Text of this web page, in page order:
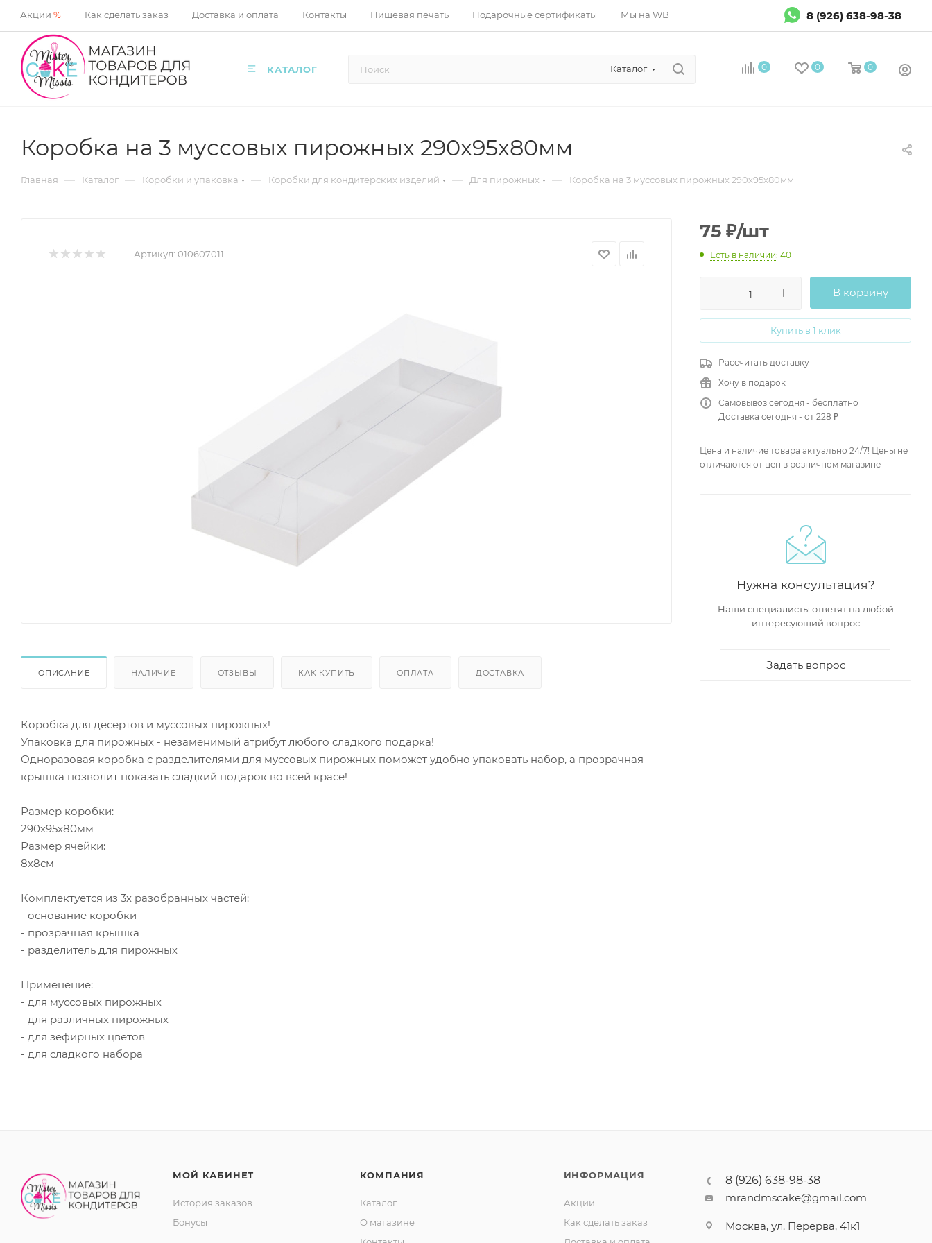
Акции % Как сделать заказ Доставка и оплата Контакты Пищевая печать Подарочные сертификаты Мы на WB 8 (926) 638-98-38
КАТАЛОГ Каталог 0 0 0
Коробка на 3 муссовых пирожных 290х95х80мм
Главная — Каталог — Коробки и упаковка — Коробки для кондитерских изделий — Для пирожных — Коробка на 3 муссовых пирожных 290х95х80мм
Артикул: 010607011
ОПИСАНИЕ НАЛИЧИЕ ОТЗЫВЫ КАК КУПИТЬ ОПЛАТА ДОСТАВКА
Коробка для десертов и муссовых пирожных!
Упаковка для пирожных - незаменимый атрибут любого сладкого подарка!
Одноразовая коробка с разделителями для муссовых пирожных поможет удобно упаковать набор, а прозрачная
крышка позволит показать сладкий подарок во всей красе!
Размер коробки:
290х95х80мм
Размер ячейки:
8х8см
Комплектуется из 3х разобранных частей:
- основание коробки
- прозрачная крышка
- разделитель для пирожных
Применение:
- для муссовых пирожных
- для различных пирожных
- для зефирных цветов
- для сладкого набора
75 ₽/шт
Есть в наличии: 40
В корзину
Купить в 1 клик
Рассчитать доставку
Хочу в подарок
Самовывоз сегодня - бесплатно
Доставка сегодня - от 228 ₽
Цена и наличие товара актуально 24/7! Цены не
отличаются от цен в розничном магазине
Нужна консультация?
Наши специалисты ответят на любой
интересующий вопрос
Задать вопрос
МОЙ КАБИНЕТ
История заказов
Бонусы
КОМПАНИЯ
Каталог
О магазине
ИНФОРМАЦИЯ
Акции
Как сделать заказ
8 (926) 638-98-38
mrandmscake@gmail.com
Москва, ул. Перерва, 41к1